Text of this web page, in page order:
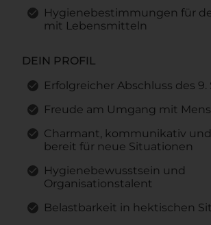
Hygienebestimmungen für
mit Lebensmitteln
DEIN PROFIL
Erfolgreicher Abschluss des 9.
Freude am Umgang mit
Charmant, kommunikativ
bereit für neue Situationen
Hygienebewusstsein und
Organisationstalent
Belastbarkeit in hektischen